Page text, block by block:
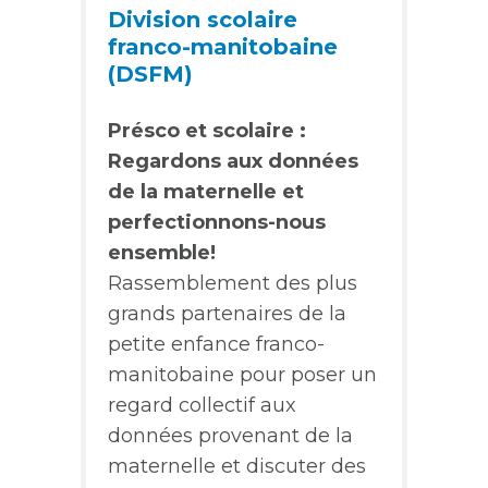
Division scolaire
franco-manitobaine
(DSFM)
Présco et scolaire :
Regardons aux données
de la maternelle et
perfectionnons-nous
ensemble!
Rassemblement des plus
grands partenaires de la
petite enfance franco-
manitobaine pour poser un
regard collectif aux
données provenant de la
maternelle et discuter des